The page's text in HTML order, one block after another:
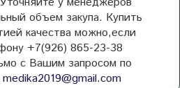
объем закупа. Купить
качества можно,если
+7(926) 865-23-38
с Вашим запросом по
medika2019@gmail.com